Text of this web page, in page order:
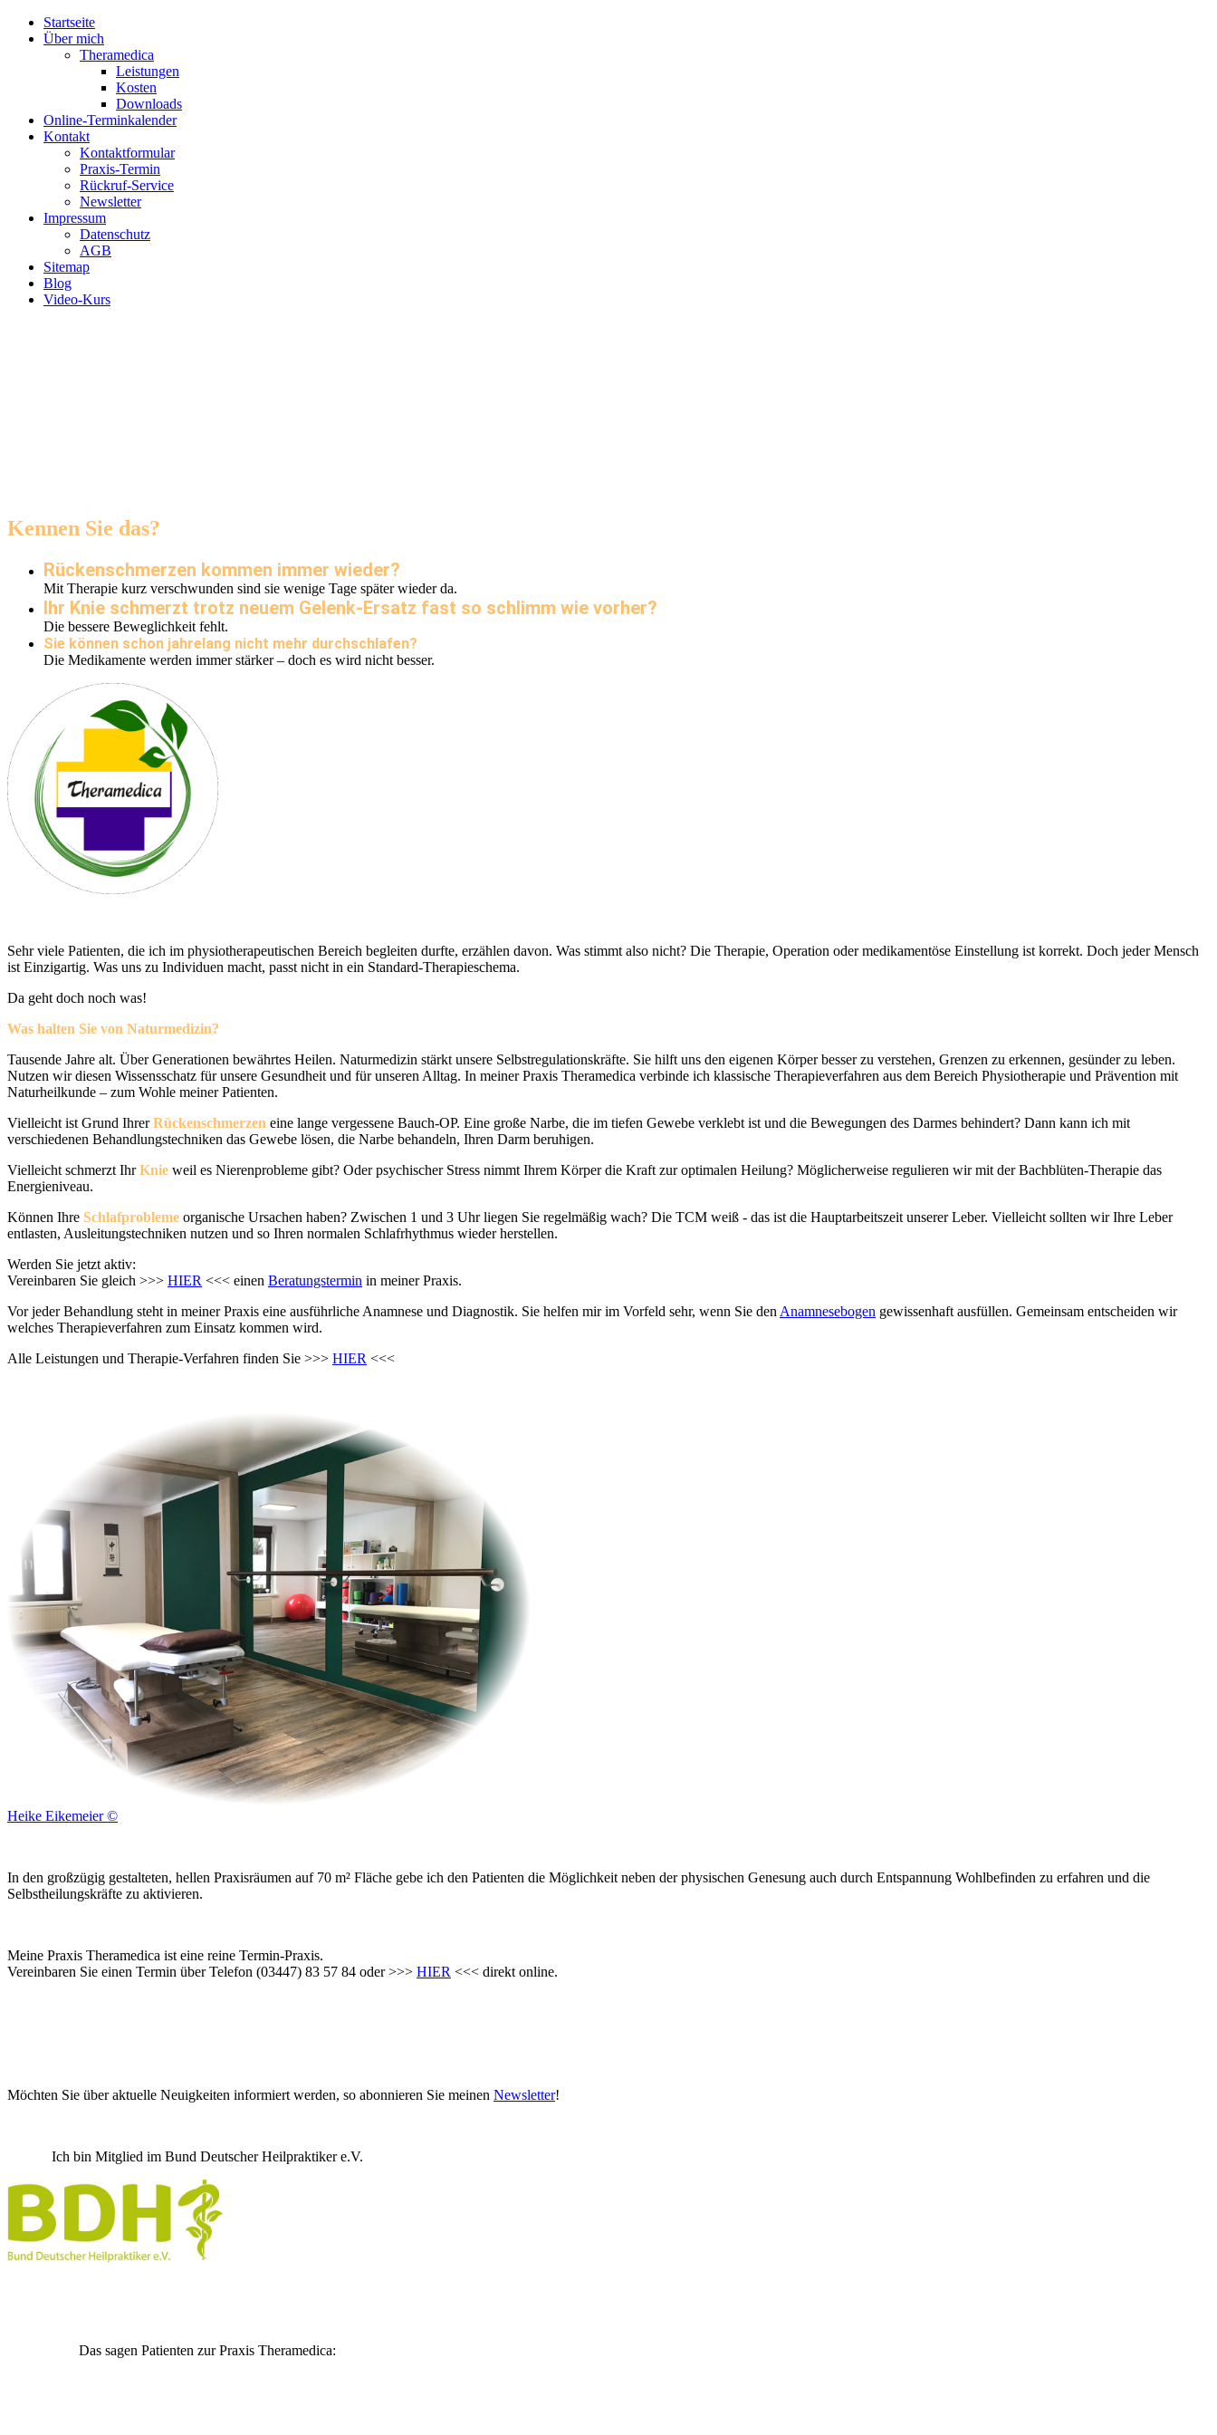
Startseite
Über mich
Theramedica
Leistungen
Kosten
Downloads
Online-Terminkalender
Kontakt
Kontaktformular
Praxis-Termin
Rückruf-Service
Newsletter
Impressum
Datenschutz
AGB
Sitemap
Blog
Video-Kurs
Kennen Sie das?
Rückenschmerzen kommen immer wieder?
Mit Therapie kurz verschwunden sind sie wenige Tage später wieder da.
Ihr Knie schmerzt trotz neuem Gelenk-Ersatz fast so schlimm wie vorher?
Die bessere Beweglichkeit fehlt.
Sie können schon jahrelang nicht mehr durchschlafen?
Die Medikamente werden immer stärker – doch es wird nicht besser.
Sehr viele Patienten, die ich im physiotherapeutischen Bereich begleiten durfte, erzählen davon. Was stimmt also nicht? Die Therapie, Operation oder medikamentöse Einstellung ist korrekt. Doch jeder Mensch
ist Einzigartig. Was uns zu Individuen macht, passt nicht in ein Standard-Therapieschema.
Da geht doch noch was!
Was halten Sie von Naturmedizin?
Tausende Jahre alt. Über Generationen bewährtes Heilen. Naturmedizin stärkt unsere Selbstregulationskräfte. Sie hilft uns den eigenen Körper besser zu verstehen, Grenzen zu erkennen, gesünder zu leben.
Nutzen wir diesen Wissensschatz für unsere Gesundheit und für unseren Alltag. In meiner Praxis Theramedica verbinde ich klassische Therapieverfahren aus dem Bereich Physiotherapie und Prävention mit
Naturheilkunde – zum Wohle meiner Patienten.
Vielleicht ist Grund IhrerRückenschmerzen eine lange vergessene Bauch-OP. Eine große Narbe, die im tiefen Gewebe verklebt ist und die Bewegungen des Darmes behindert? Dann kann ich mit
verschiedenen Behandlungstechniken das Gewebe lösen, die Narbe behandeln, Ihren Darm beruhigen.
Vielleicht schmerzt IhrKnie weil es Nierenprobleme gibt? Oder psychischer Stress nimmt Ihrem Körper die Kraft zur optimalen Heilung? Möglicherweise regulieren wir mit der Bachblüten-Therapie das
Energieniveau.
Können Ihre Schlafprobleme organische Ursachen haben? Zwischen 1 und 3 Uhr liegen Sie regelmäßig wach? Die TCM weiß - das ist die Hauptarbeitszeit unserer Leber. Vielleicht sollten wir Ihre Leber
entlasten, Ausleitungstechniken nutzen und so Ihren normalen Schlafrhythmus wieder herstellen.
Werden Sie jetzt aktiv:
Vereinbaren Sie gleich >>> HIER <<< einen Beratungstermin in meiner Praxis.
Vor jeder Behandlung steht in meiner Praxis eine ausführliche Anamnese und Diagnostik. Sie helfen mir im Vorfeld sehr, wenn Sie den Anamnesebogen gewissenhaft ausfüllen. Gemeinsam entscheiden wir
welches Therapieverfahren zum Einsatz kommen wird.
Alle Leistungen und Therapie-Verfahren finden Sie >>> HIER <<<
Heike Eikemeier ©
In den großzügig gestalteten, hellen Praxisräumen auf 70 m² Fläche gebe ich den Patienten die Möglichkeit neben der physischen Genesung auch durch Entspannung Wohlbefinden zu erfahren und die
Selbstheilungskräfte zu aktivieren.
Meine Praxis Theramedica ist eine reine Termin-Praxis.
Vereinbaren Sie einen Termin über Telefon (03447) 83 57 84 oder >>> HIER <<< direkt online.
Möchten Sie über aktuelle Neuigkeiten informiert werden, so abonnieren Sie meinen Newsletter!
Ich bin Mitglied im Bund Deutscher Heilpraktiker e.V.
Das sagen Patienten zur Praxis Theramedica: